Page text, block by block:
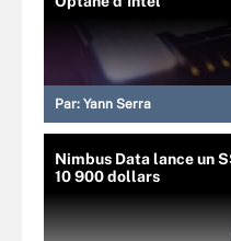
Par: Yann Serra
Nimbus Data lance un
10 900 dollars